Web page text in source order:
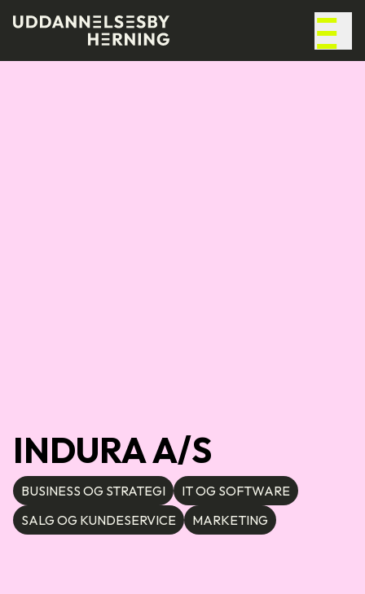
INDURA A/S
BUSINESS OG STRATEGI
IT OG SOFTWARE
SALG OG KUNDESERVICE
MARKETING